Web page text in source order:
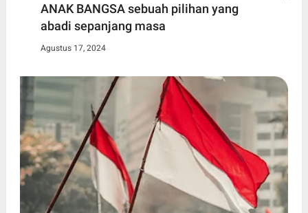
ANAK BANGSA sebuah pilihan yang
abadi sepanjang masa
Agustus 17, 2024